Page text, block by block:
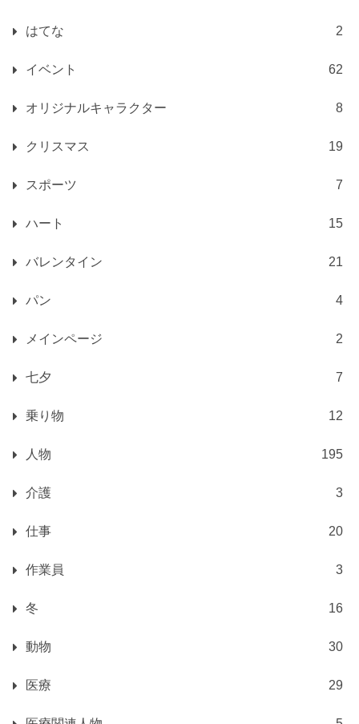
はてな 2
イベント 62
オリジナルキャラクター 8
クリスマス 19
スポーツ 7
ハート 15
バレンタイン 21
パン 4
メインページ 2
七夕 7
乗り物 12
人物 195
介護 3
仕事 20
作業員 3
冬 16
動物 30
医療 29